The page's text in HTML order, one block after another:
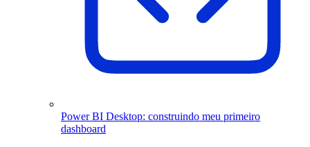
Power BI Desktop: construindo meu primeiro
dashboard